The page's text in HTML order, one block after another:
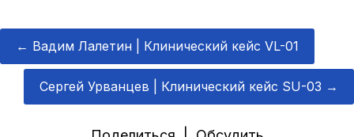
← Вадим Лалетин | Клинический кейс VL-01
Сергей Урванцев | Клинический кейс SU-03 →